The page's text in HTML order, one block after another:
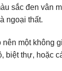
sắc đen vân
ngoại thất.
một không
biệt thự, hoặc